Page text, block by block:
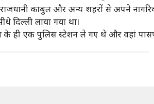
काबुल और अन्य शहरों से अपने
दिल्ली लाया गया था।
के ही एक पुलिस स्टेशन ले गए थे और वहां